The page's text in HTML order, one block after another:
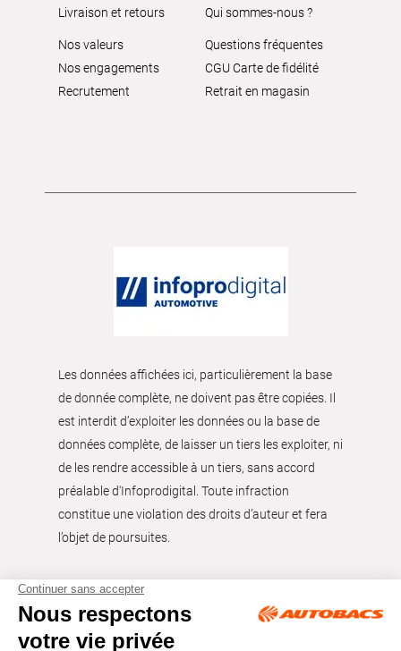
Livraison et retours
Qui sommes-nous ?
Nos valeurs
Nos engagements
Recrutement
Questions fréquentes
CGU Carte de fidélité
Retrait en magasin
Les données affichées ici, particulièrement la base
de donnée complète, ne doivent pas être copiées. Il
est interdit d’exploiter les données ou la base de
données complète, de laisser un tiers les exploiter, ni
de les rendre accessible à un tiers, sans accord
préalable d'Infoprodigital. Toute infraction
constitue une violation des droits d’auteur et fera
l’objet de poursuites.